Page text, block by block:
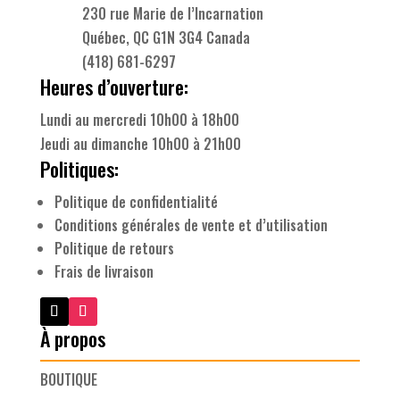
230 rue Marie de l’Incarnation
Québec, QC G1N 3G4 Canada
(418) 681-6297
Heures d’ouverture:
Lundi au mercredi 10h00 à 18h00
Jeudi au dimanche 10h00 à 21h00
Politiques:
Politique de confidentialité
Conditions générales de vente et d’utilisation
Politique de retours
Frais de livraison
À propos
BOUTIQUE